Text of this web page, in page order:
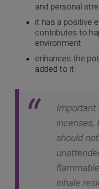
and personal
it has a positive
contributes to
environment
enhances the
added to it
Important
incenses,
should
inhale